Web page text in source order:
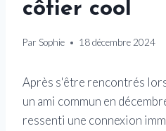
côtier cool
Par Sophie 18 décembre 2024
Après s'être rencontrés
un ami commun en
ressenti une connexion